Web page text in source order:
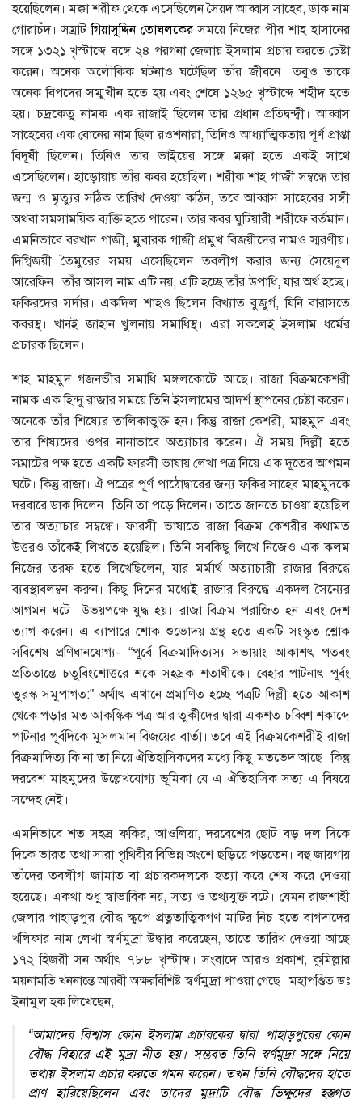
হয়েছিলেন। মক্কা শরীফ থেকে এসেছিলেন সৈয়দ আব্বাস সাহেব, ডাক নাম
গােরাচঁদ। সম্রাটগিয়াসুদ্দিন তােঘলকেরসময়ে নিজের পীর শাহ হাসানের
সঙ্গে ১৩২১ খৃস্টাব্দে বঙ্গে ২৪ পরগনা জেলায় ইসলাম প্রচার করতে চেষ্টা
করেন। অনেক অলৌকিক ঘটনাও ঘটেছিল তাঁর জীবনে। তবুও তাকে
অনেক বিপদের সম্মুখীন হতে হয় এবং শেষে ১২৬৫ খৃস্টাব্দে শহীদ হতে
হয়। চদ্রকেতু নামক এক রাজাই ছিলেন তার প্রধান প্রতিদ্বন্দ্বী। আব্বাস
সাহেবের এক বােনের নাম ছিল রওশনারা, তিনিও আধ্যাত্মিকতায় পূর্ণ প্রাপ্তা
বিদূষী ছিলেন। তিনিও তার ভাইয়ের সঙ্গে মক্কা হতে একই সাথে
এসেছিলেন। হাড়ােয়ায় তাঁর কবর হয়েছিল। শরীক শাহ গাজী সম্বন্ধে তার
জন্ম ও মৃত্যুর সঠিক তারিখ দেওয়া কঠিন, তবে আব্বাস সাহেবের সঙ্গী
অথবা সমসাময়িক ব্যক্তি হতে পারেন। তার কবর ঘুটিয়ারী শরীফে বর্তমান।
এমনিভাবে বরখান গাজী, মুবারক গাজী প্রমুখ বিজয়ীদের নামও স্মরণীয়।
দিগ্বিজয়ী তৈমুরের সময় এসেছিলেন তবলীগ করার জন্য সৈয়েদুল
আরেফিন। তাঁর আসল নাম এটি নয়, এটি হচ্ছে তাঁর উপাধি, যার অর্থ হচ্ছে।
ফকিরদের সর্দার। একদিল শাহও ছিলেন বিখ্যাত বুজুর্গ, যিনি বারাসতে
কবরস্থ। খানই জাহান খুলনায় সমাধিস্থ। এরা সকলেই ইসলাম ধর্মের
প্রচারক ছিলেন।
শাহ মাহমুদ গজনভীর সমাধি মঙ্গলকোটে আছে। রাজা বিক্রমকেশরী
নামক এক হিন্দু রাজার সময়ে তিনি ইসলামের আদর্শ স্থাপনের চেষ্টা করেন।
অনেকে তাঁর শিষ্যের তালিকাভুক্ত হন। কিন্তু রাজা কেশরী, মাহমুদ এবং
তার শিষ্যদের ওপর নানাভাবে অত্যাচার করেন। ঐ সময় দিল্লী হতে
সম্রাটের পক্ষ হতে একটি ফারসী ভাষায় লেখা পত্র নিয়ে এক দূতের আগমন
ঘটে। কিন্তু রাজা। ঐ পত্রের পূর্ণ পাঠোদ্বারের জন্য ফকির সাহেব মাহমুদকে
দরবারে ডাক দিলেন। তিনি তা পড়ে দিলেন। তাতে জানতে চাওয়া হয়েছিল
তার অত্যাচার সম্বন্ধে। ফারসী ভাষাতে রাজা বিক্রম কেশরীর কথামত
উত্তরও তাঁকেই লিখতে হয়েছিল। তিনি সবকিছু লিখে নিজেও এক কলম
নিজের তরফ হতে লিখেছিলেন, যার মর্মার্থ অত্যাচারী রাজার বিরুদ্ধে
ব্যবস্থাবলম্বন করুন। কিছু দিনের মধ্যেই রাজার বিরুদ্ধে একদল সৈন্যের
আগমন ঘটে। উভয়পক্ষে যুদ্ধ হয়। রাজা বিক্রম পরাজিত হন এবং দেশ
ত্যাগ করেন। এ ব্যাপারে শােক শুভােদয় গ্রন্থ হতে একটি সংস্কৃত শ্লোক
সবিশেষ প্রণিধানযােগ্য- “পূর্বে বিক্রমাদিত্যস্য সভায়াং আকাশৎ পত্ৰং
প্রতিতান্তে চতুবিংশােত্তরে শকে সহস্রক শতাধীকে। বেহার পাটনাৎ পূর্বং
তুরস্ক সমুপাগত:” অর্থাৎ এখানে প্রমাণিত হচ্ছে পত্রটি দিল্লী হতে আকাশ
থেকে পড়ার মত আকস্কিক পত্র আর তুর্কীদের দ্বারা একশত চব্বিশ শকাব্দে
পাটনার পূর্বদিকে মুসলমান বিজয়ের বার্তা। তবে এই বিক্রমকেশরীই রাজা
বিক্রমাদিত্য কি না তা নিয়ে ঐতিহাসিকদের মধ্যে কিছু মতভেদ আছে। কিন্তু
দরবেশ মাহমুদের উল্লেখযােগ্য ভূমিকা যে এ ঐতিহাসিক সত্য এ বিষয়ে
সন্দেহ নেই।
এমনিভাবে শত সহস্র ফকির, আওলিয়া, দরবেশের ছােট বড় দল দিকে
দিকে ভারত তথা সারা পৃথিবীর বিভিন্ন অংশে ছড়িয়ে পড়তেন। বহু জায়গায়
তাঁদের তবলীগ জামাত বা প্রচারকদলকে হত্যা করে শেষ করে দেওয়া
হয়েছে। একথা শুধু স্বাভাবিক নয়, সত্য ও তথ্যযুক্ত বটে। যেমন রাজশাহী
জেলার পাহাড়পুর বৌদ্ধ স্কুপে প্রত্নতাত্মিকগণ মাটির নিচ হতে বাগদাদের
খলিফার নাম লেখা স্বর্ণমুদ্রা উদ্ধার করেছেন, তাতে তারিখ দেওয়া আছে
১৭২ হিজরী সন অর্থাৎ ৭৮৮ খৃস্টাব্দ। সংবাদে আরও প্রকাশ, কুমিল্লার
ময়নামতি খননান্তে আরবী অক্ষরবিশিষ্ট স্বর্ণমুদ্রা পাওয়া গেছে। মহাপণ্ডিত ডঃ
ইনামুল হক লিখেছেন,
“আমাদের বিশ্বাস কোন ইসলাম প্রচারকের দ্বারা পাহাড়পুরের কোন
বৌদ্ধ বিহারে এই মুদ্রা নীত হয়। সম্ভবত তিনি স্বর্ণমুদ্রা সঙ্গে নিয়ে
তথায় ইসলাম প্রচার করতে গমন করেন। তখন তিনি বৌদ্ধদের হাতে
প্রাণ হারিয়েছিলেন এবং তাদের মুদ্রাটি বৌদ্ধ ভিক্ষুদের হস্তগত